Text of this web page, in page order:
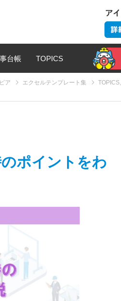
台帳 TOPICS
ア エクセルテンプレート集 TOPICS,
ポイントをわ